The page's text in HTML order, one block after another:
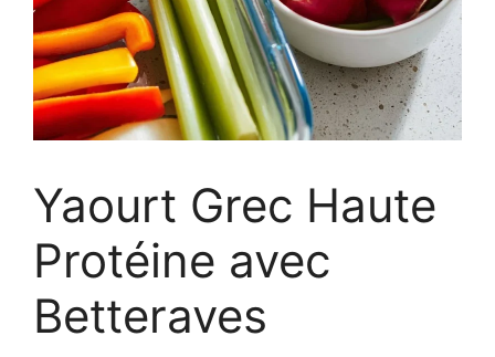
Yaourt Grec Haute
Protéine avec
Betteraves